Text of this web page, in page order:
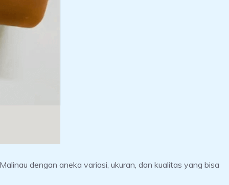
dengan aneka variasi, ukuran, dan kualitas yang bisa